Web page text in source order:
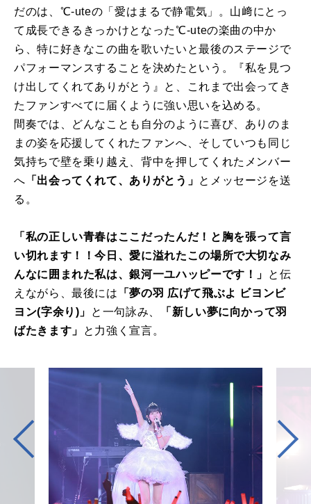
だのは、℃-uteの「愛はまるで静電気」。山﨑にとっ
て成長できるきっかけとなった℃-uteの楽曲の中か
ら、特に好きなこの曲を歌いたいと最後のステージで
パフォーマンスすることを決めたという。『私を見つ
け出してくれてありがとう』と、これまで出会ってき
たファンすべてに届くように強い思いを込める。
間奏では、どんなことも自分のように喜び、ありのま
まの姿を応援してくれたファンへ、そしていつも同じ
気持ちで壁を乗り越え、背中を押してくれたメンバー
へ 「出会ってくれて、ありがとう」 とメッセージを送
る。
「私の正しい青春はここだったんだ！と胸を張って言
い切れます！！今日、愛に溢れたこの場所で大切なみ
んなに囲まれた私は、銀河一ユハッピーです！」
と伝
えながら、最後には
「夢の羽 広げて飛ぶよ ビヨンビ
ヨン(字余り)」
と一句詠み、
「新しい夢に向かって羽
ばたきます」
と力強く宣言。